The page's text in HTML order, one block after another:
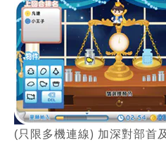
( 只限多機連線) 加深對部首